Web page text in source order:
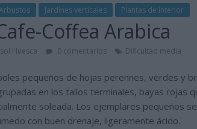
Jardines verticales Plantas de interior
Coffea Arabica
Huesca 0 comentarios Dificultad media
pequeños de hojas perennes, verdes y
en los tallos terminales, bayas rojas
soleada. Los ejemplares pequeños
con buen drenaje, ligeramente ácido.